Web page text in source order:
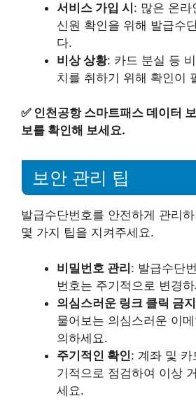
서비스 가입 시: 많은 온라
신원 확인을 위해 발급수
다.
비상 상황: 카드 분실 등
치를 취하기 위해 확인이
✅ 인천공항 스마트패스 데이터
보를 확인해 보세요.
보안 관리 팁
발급수단번호를 안전하게 관리
몇 가지 팁을 지켜주세요.
비밀번호 관리: 발급수단
번호는 주기적으로 변경
의심스러운 링크 클릭 금지
물어보는 의심스러운 이
의하세요.
주기적인 확인: 계좌 및
기적으로 점검하여 이상
세요.